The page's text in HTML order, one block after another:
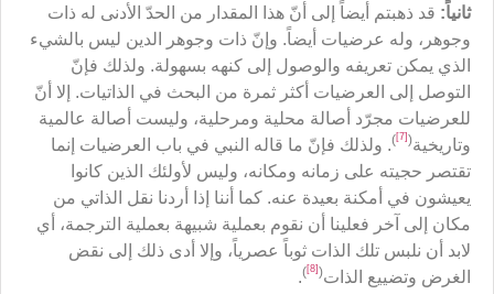
ثانياً: قد ذهبتم أيضاً إلى أنّ هذا المقدار من الحدّ الأدنى له ذات
وجوهر، وله عرضيات أيضاً. وإنّ ذات وجوهر الدين ليس بالشيء
الذي يمكن تعريفه والوصول إلى كنهه بسهولة. ولذلك فإنّ
التوصل إلى العرضيات أكثر ثمرة من البحث في الذاتيات. إلا أنّ
للعرضيات مجرّد أصالة محلية ومرحلية، وليست أصالة عالمية
وتاريخية(
[7]
). ولذلك فإنّ ما قاله النبي في باب العرضيات إنما
تقتصر حجيته على زمانه ومكانه، وليس لأولئك الذين كانوا
يعيشون في أمكنة بعيدة عنه. كما أننا إذا أردنا نقل الذاتي من
مكان إلى آخر فعلينا أن نقوم بعملية شبيهة بعملية الترجمة، أي
لابد أن نلبس تلك الذات ثوباً عصرياً، وإلا أدى ذلك إلى نقض
الغرض وتضييع الذات(
[8]
)
.